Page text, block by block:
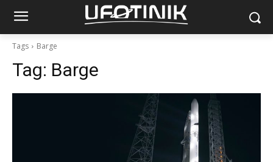
Tags Barge
Tag: Barge